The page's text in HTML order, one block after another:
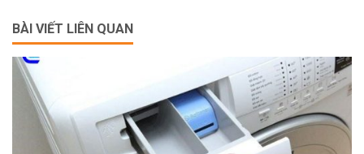
BÀI VIẾT LIÊN QUAN